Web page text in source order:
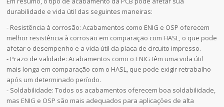
durabilidade e vida útil das seguintes maneiras:
- Resistência à corrosão: Acabamentos como ENIG e OSP oferecem
melhor resistência à corrosão em comparação com HASL, o que pode
afetar o desempenho e a vida útil da placa de circuito impresso.
- Prazo de validade: Acabamentos como o ENIG têm uma vida útil
mais longa em comparação com o HASL, que pode exigir retrabalho
após um determinado período.
- Soldabilidade: Todos os acabamentos oferecem boa soldabilidade,
mas ENIG e OSP são mais adequados para aplicações de alta